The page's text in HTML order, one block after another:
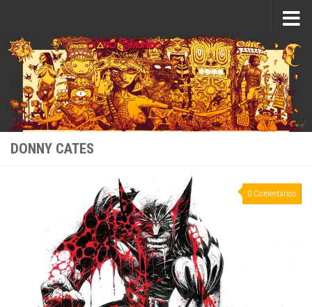
DONNY CATES
0 Comentarios